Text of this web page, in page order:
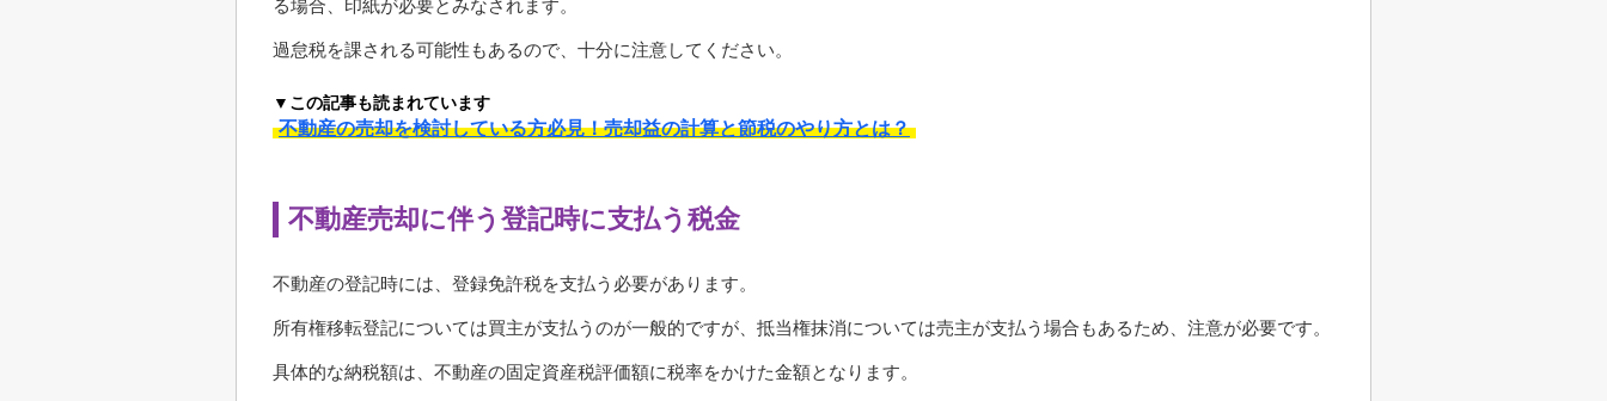
る場合、印紙が必要とみなされます。
過怠税を課される可能性もあるので、十分に注意してください。
▼この記事も読まれています
不動産の売却を検討している方必見！売却益の計算と節税のやり方とは？
不動産売却に伴う登記時に支払う税金
不動産の登記時には、登録免許税を支払う必要があります。
所有権移転登記については買主が支払うのが一般的ですが、抵当権抹消については売主が支払う場合もあるため、注意が必要です。
具体的な納税額は、不動産の固定資産税評価額に税率をかけた金額となります。